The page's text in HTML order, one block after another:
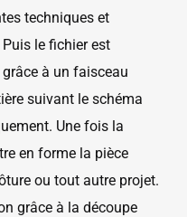
techniques et
le fichier est
à un faisceau
suivant le schéma
Une fois la
en forme la pièce
ou tout autre projet.
grâce à la découpe